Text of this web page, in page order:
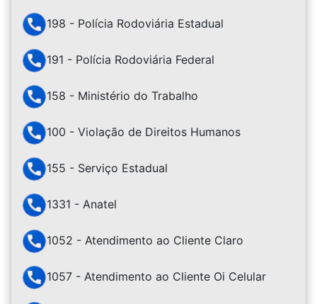
198 - Polícia Rodoviária Estadual
191 - Polícia Rodoviária Federal
158 - Ministério do Trabalho
100 - Violação de Direitos Humanos
155 - Serviço Estadual
1331 - Anatel
1052 - Atendimento ao Cliente Claro
1057 - Atendimento ao Cliente Oi Celular